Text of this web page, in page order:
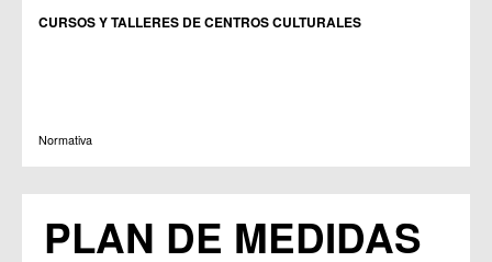
CURSOS Y TALLERES DE CENTROS CULTURALES
Normativa
PLAN DE MEDIDAS